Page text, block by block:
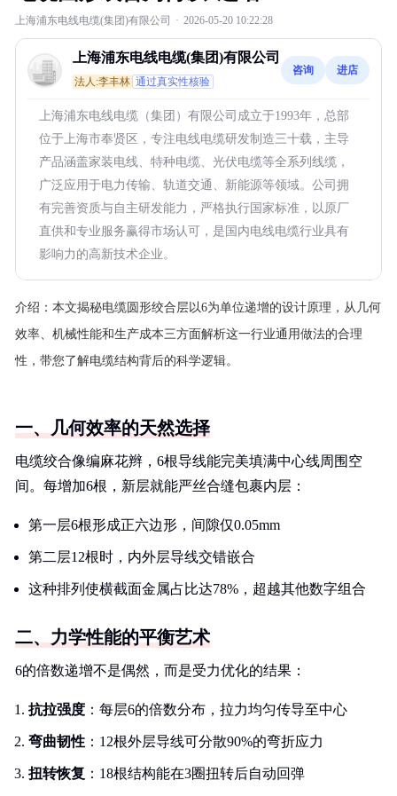
上海浦东电线电缆(集团)有限公司 · 2026-05-20 10:22:28
上海浦东电线电缆(集团)有限公司
法人:李丰林 通过真实性核验
咨询 进店
上海浦东电线电缆（集团）有限公司成立于1993年，总部
位于上海市奉贤区，专注电线电缆研发制造三十载，主导
产品涵盖家装电线、特种电缆、光伏电缆等全系列线缆，
广泛应用于电力传输、轨道交通、新能源等领域。公司拥
有完善资质与自主研发能力，严格执行国家标准，以原厂
直供和专业服务赢得市场认可，是国内电线电缆行业具有
影响力的高新技术企业。
介绍： 本文揭秘电缆圆形绞合层以6为单位递增的设计原理，从几何
效率、机械性能和生产成本三方面解析这一行业通用做法的合理
性，带您了解电缆结构背后的科学逻辑。
一、几何效率的天然选择
电缆绞合像编麻花辫，6根导线能完美填满中心线周围空
间。每增加6根，新层就能严丝合缝包裹内层：
第一层6根形成正六边形，间隙仅0.05mm
第二层12根时，内外层导线交错嵌合
这种排列使横截面金属占比达78%，超越其他数字组合
二、力学性能的平衡艺术
6的倍数递增不是偶然，而是受力优化的结果：
抗拉强度 ：每层6的倍数分布，拉力均匀传导至中心
弯曲韧性 ：12根外层导线可分散90%的弯折应力
扭转恢复 ：18根结构能在3圈扭转后自动回弹